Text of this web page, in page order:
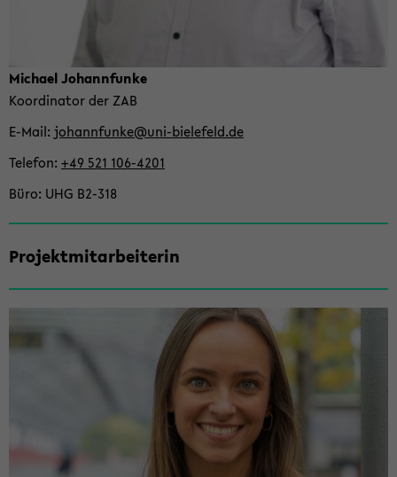
Mi­cha­el Jo­hannfun­ke
Ko­or­di­na­tor der ZAB
E-​Mail jo­hannfun­ke@uni-​bielefeld.de
Te­le­fon +49 521 106-​4201
Büro UHG B2-​318
Pro­jekt­mit­ar­bei­te­rin